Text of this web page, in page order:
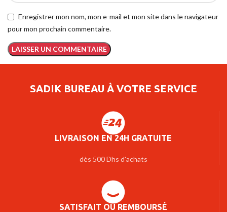
Enregistrer mon nom, mon e-mail et mon site dans le navigateur
pour mon prochain commentaire.
SADIK BUREAU À VOTRE SERVICE
LIVRAISON EN 24H GRATUITE
dès 500 Dhs d'achats
SATISFAIT OU REMBOURSÉ